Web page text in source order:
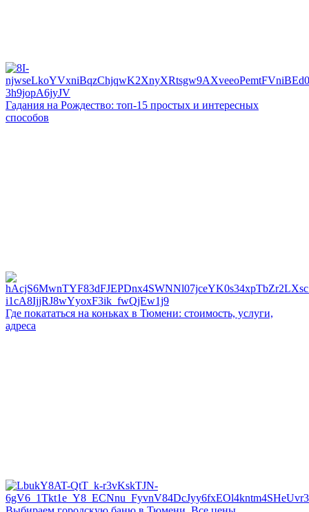
Гадания на Рождество: топ-15 простых и интересных
способов
Где покататься на коньках в Тюмени: стоимость, услуги,
адреса